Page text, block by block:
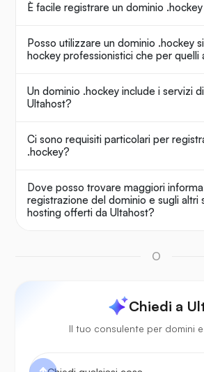
È facile registrare un dominio
Posso utilizzare un dominio .hockey
hockey professionistici che per quelli
Un dominio .hockey include i servizi
Ultahost?
Ci sono requisiti particolari per
.hockey?
Dove posso trovare maggiori
registrazione del dominio e sugli altri
hosting offerti da Ultahost?
O
Chiedi a
Il tuo consulente per domini